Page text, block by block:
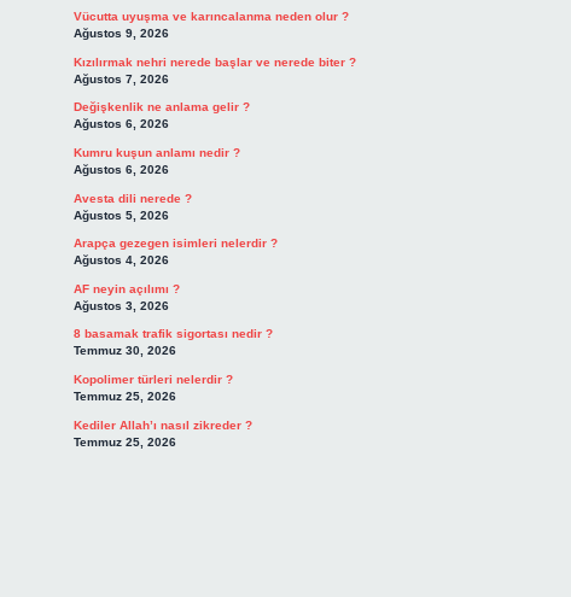
Vücutta uyuşma ve karıncalanma neden olur ?
Ağustos 9, 2026
Kızılırmak nehri nerede başlar ve nerede biter ?
Ağustos 7, 2026
Değişkenlik ne anlama gelir ?
Ağustos 6, 2026
Kumru kuşun anlamı nedir ?
Ağustos 6, 2026
Avesta dili nerede ?
Ağustos 5, 2026
Arapça gezegen isimleri nelerdir ?
Ağustos 4, 2026
AF neyin açılımı ?
Ağustos 3, 2026
8 basamak trafik sigortası nedir ?
Temmuz 30, 2026
Kopolimer türleri nelerdir ?
Temmuz 25, 2026
Kediler Allah’ı nasıl zikreder ?
Temmuz 25, 2026